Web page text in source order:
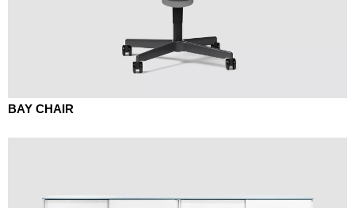
BAY CHAIR